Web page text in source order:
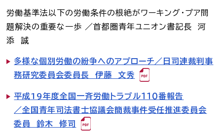
会員の方へ
司法書士法違反「非司行為」について
情報提供フォーム
公式キャラクター
しほ～しし
労働基準法以下の労働条件の根絶がワーキング・プア問
題解決の重要な一歩 ／首都圏青年ユニオン書記長 河
添 誠
多様な個別労働の紛争へのアプローチ／日司連裁判事
務研究委員会委員長 伊藤 文秀
平成19年度全国一斉労働トラブル１１０番報告
／全国青年司法書士協議会簡裁事件受任推進委員会
委員 鈴木 修司